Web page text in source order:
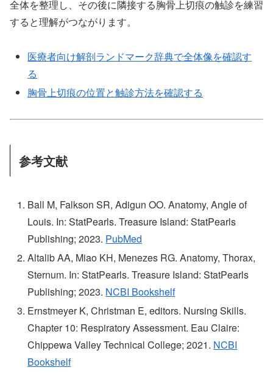
全体を整理し、その後に隣接する胸骨上切痕の触診を練習
すると理解がつながります。
医療者向け解剖ランドマーク辞典で全体像を確認す
る
胸骨上切痕の位置と触診方法を確認する
参考文献
Ball M, Falkson SR, Adigun OO. Anatomy, Angle of
Louis. In: StatPearls. Treasure Island: StatPearls
Publishing; 2023. PubMed
Altalib AA, Miao KH, Menezes RG. Anatomy, Thorax,
Sternum. In: StatPearls. Treasure Island: StatPearls
Publishing; 2023. NCBI Bookshelf
Ernstmeyer K, Christman E, editors. Nursing Skills.
Chapter 10: Respiratory Assessment. Eau Claire:
Chippewa Valley Technical College; 2021. NCBI
Bookshelf